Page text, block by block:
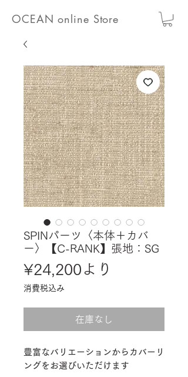
OCEAN online Store
SPINパーツ〈本体＋カバ
ー〉【C-RANK】張地：SG
¥24,200より
ル
消費税込み
在庫なし
豊富なバリエーションからカバーリ
ングをお選びいただけます